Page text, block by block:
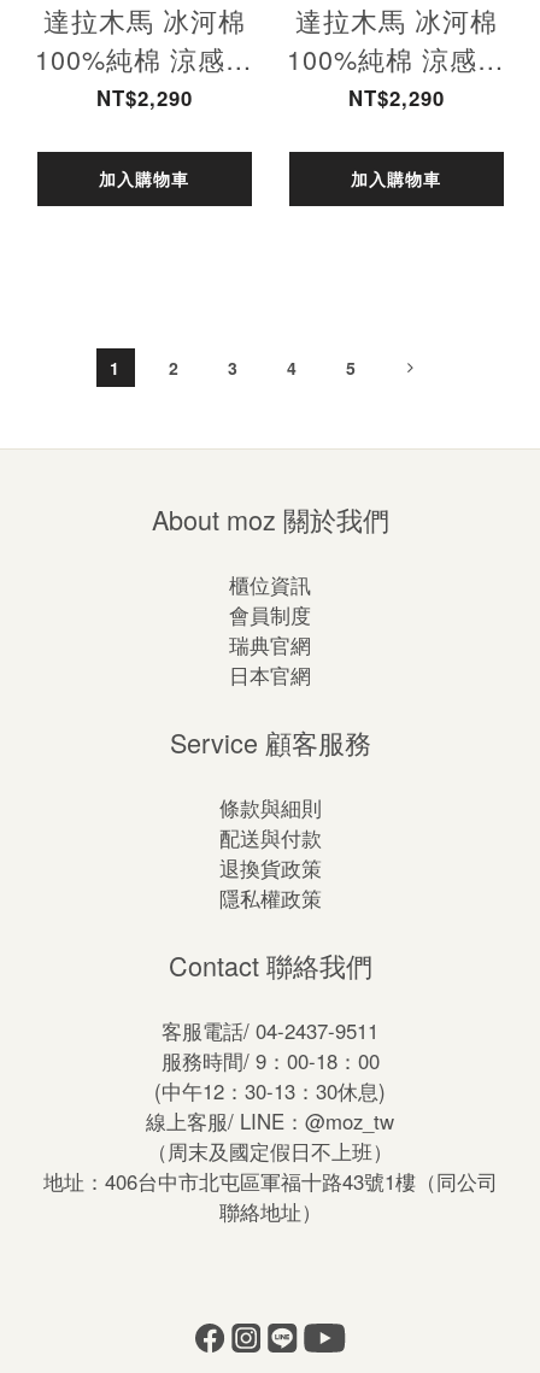
達拉木馬 冰河棉
100%純棉 涼感彈
力T恤-霧粉 男款
NT$2,290
加入購物車
達拉木馬 冰河棉
100%純棉 涼感彈
力T恤-霧粉 女款
NT$2,290
加入購物車
1 2 3 4 5
About moz 關於我們
櫃位資訊
會員制度
瑞典官網
日本官網
Service 顧客服務
條款與細則
配送與付款
退換貨政策
隱私權政策
Contact 聯絡我們
客服電話/ 04-2437-9511
服務時間/ 9：00-18：00
(中午12：30-13：30休息)
線上客服/ LINE： @moz_tw
（周末及國定假日不上班）
地址：406台中市北屯區軍福十路43號1樓（同公司
聯絡地址）